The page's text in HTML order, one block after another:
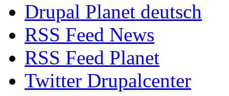
Drupal Planet deutsch
RSS Feed News
RSS Feed Planet
Twitter Drupalcenter